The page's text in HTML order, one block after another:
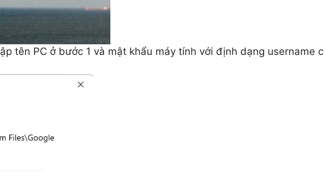
tên PC ở bước 1 và mật khẩu máy tính với định dạng username